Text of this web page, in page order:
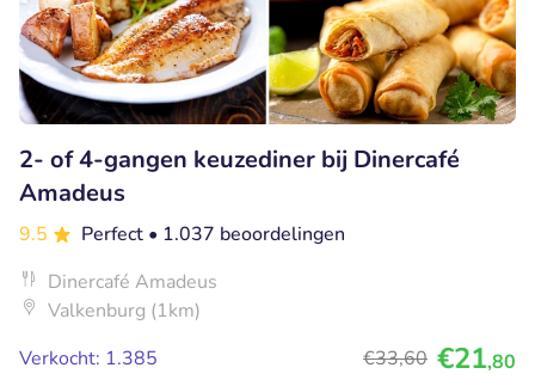
2- of 4-gangen keuzediner bij Dinercafé
Amadeus
9.5 Perfect • 1.037 beoordelingen
Dinercafé Amadeus
Valkenburg (1km)
Verkocht: 1.385
€33,60 €21,80